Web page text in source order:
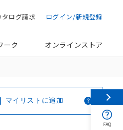
ログイン/新規登録
タログ請求
ーク オンラインストア
マイリストに追加
FAQ